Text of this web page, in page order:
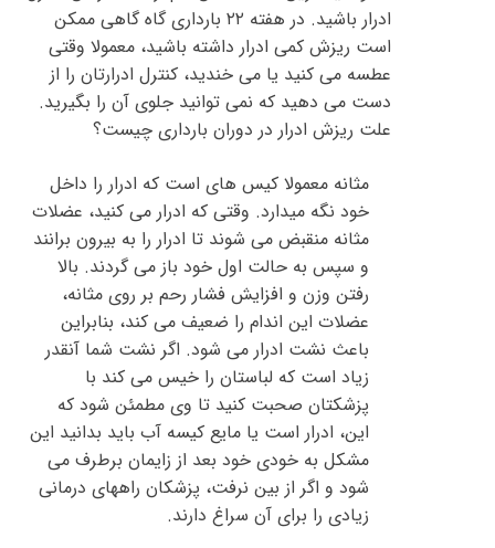
ادرار باشید. در هفته ۲۲ بارداری گاه گاهی ممکن
است ریزش کمی ادرار داشته باشید، معمولا وقتی
عطسه می کنید یا می خندید، کنترل ادرارتان را از
دست می دهید که نمی توانید جلوی آن را بگیرید.
علت ریزش ادرار در دوران بارداری چیست؟
مثانه معمولا کیس های است که ادرار را داخل
خود نگه میدارد. وقتی که ادرار می کنید، عضلات
مثانه منقبض می شوند تا ادرار را به بیرون برانند
و سپس به حالت اول خود باز می گردند. بالا
رفتن وزن و افزایش فشار رحم بر روی مثانه،
عضلات این اندام را ضعیف می کند، بنابراین
باعث نشت ادرار می شود. اگر نشت شما آنقدر
زیاد است که لباستان را خیس می کند با
پزشکتان صحبت کنید تا وی مطمئن شود که
این، ادرار است یا مایع کیسه آب باید بدانید این
مشکل به خودی خود بعد از زایمان برطرف می
شود و اگر از بین نرفت، پزشکان راههای درمانی
زیادی را برای آن سراغ دارند.